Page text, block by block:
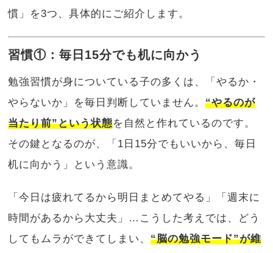
慣」を3つ、具体的にご紹介します。
習慣①：毎日15分でも机に向かう
勉強習慣が身についている子の多くは、「やるか・
やらないか」を毎日判断していません。“やるのが
当たり前”という状態を自然と作れているのです。
その鍵となるのが、「1日15分でもいいから、毎日
机に向かう」という意識。
「今日は疲れてるから明日まとめてやる」「週末に
時間があるから大丈夫」…こうした考えでは、どう
してもムラができてしまい、“脳の勉強モード”が維